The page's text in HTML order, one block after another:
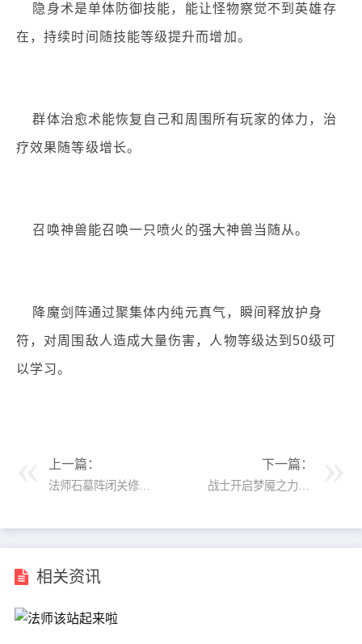
隐身术是单体防御技能，能让怪物察觉不到英雄存
在，持续时间随技能等级提升而增加。
群体治愈术能恢复自己和周围所有玩家的体力，治
疗效果随等级增长。
召唤神兽能召唤一只喷火的强大神兽当随从。
降魔剑阵通过聚集体内纯元真气，瞬间释放护身
符，对周围敌人造成大量伤害，人物等级达到50级可
以学习。
上一篇： 下一篇：
相关资讯